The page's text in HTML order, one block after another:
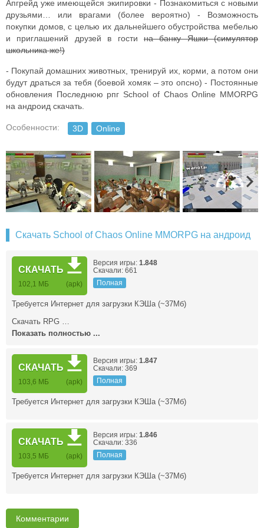
Апгрейд уже имеющейся экипировки - Познакомиться с новыми
друзьями… или врагами (более вероятно) - Возможность
покупки домов, с целью их дальнейшего обустройства мебелью
и приглашений друзей в гости на банку Яшки (симулятор
школьника же!)
- Покупай домашних животных, тренируй их, корми, а потом они
будут драться за тебя (боевой хомяк – это опсно) - Постоянные
обновления Последнюю рпг School of Chaos Online MMORPG
на андроид скачать.
Особенности: 3D Online
Скачать School of Chaos Online MMORPG на андроид
СКАЧАТЬ
102,1 МБ (apk)
Версия игры: 1.848
Скачали: 661
Полная
Требуется Интернет для загрузки КЭШа (~37Мб)
Скачать RPG …
Показать полностью ...
СКАЧАТЬ
103,6 МБ (apk)
Версия игры: 1.847
Скачали: 369
Полная
Требуется Интернет для загрузки КЭШа (~37Мб)
СКАЧАТЬ
103,5 МБ (apk)
Версия игры: 1.846
Скачали: 336
Полная
Требуется Интернет для загрузки КЭШа (~37Мб)
Комментарии